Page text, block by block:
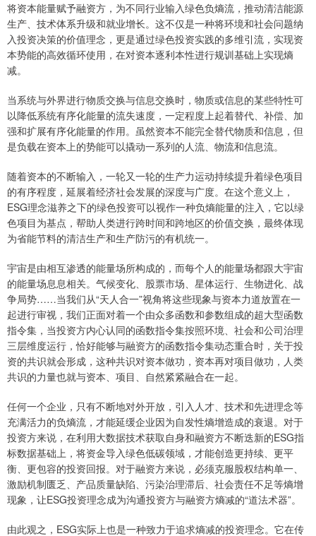
将资本能量赋予融资方，为不同行业输入绿色负熵流，推动清洁能源
生产、技术体系升级和就业增长。这不仅是一种将环境和社会问题纳
入投资决策的价值理念，更是通过绿色投资实践的多维引流，实现资
本势能的高效循环使用，在对资本逐利本性进行规训基础上实现熵
减。
当系统与外界进行物质交换与信息交换时，物质或信息的某些特性可
以降低系统有序化能量的流失速度，一定程度上起着替代、补偿、加
强和扩展有序化能量的作用。虽然资本不能完全替代物质和信息，但
是负载在资本上的势能可以撬动一系列的人流、物流和信息流。
随着资本的不断输入，一轮又一轮的生产力运动持续提升着绿色项目
的有序程度，延展着经济社会发展的深度与广度。在这个意义上，
ESG理念滋养之下的绿色投资可以视作一种负熵能量的注入，它以绿
色项目为基点，帮助人类进行跨时间和跨地区的价值交换，最终体现
为省能节料的清洁生产和生产防污的有机统一。
宇宙是由相互渗透的能量场所构成的，而每个人的能量场都跟大宇宙
的能量场息息相关。气候变化、股票市场、星体运行、生物进化、战
争局势……当我们从“天人合一”视角将这些现象与资本力道放置在一
起进行审视，我们正面对着一个由众多函数和参数组成的超大型函数
指令集，当投资方内心认同的函数指令集按照环境、社会和公司治理
三层维度运行，恰好能够与融资方的函数指令集动态重合时，关于投
资的共识就会形成，这种共识对资本做功，资本再对项目做功，人类
共识的力量也就与资本、项目、自然紧紧融合在一起。
任何一个企业，只有不断地对外开放，引入人才、技术和先进理念等
充满活力的负熵流，才能延缓企业因为自发性熵增造成的衰退。对于
投资方来说，在利用大数据技术获取自身和融资方不断迭新的ESG指
标数据基础上，将资金导入绿色低碳领域，才能创造更持续、更平
衡、更包容的投资回报。对于融资方来说，必须克服股权结构单一、
激励机制匮乏、产品质量缺陷、污染治理滞后、社会责任不足等熵增
现象，让ESG投资理念成为沟通投资方与融资方熵减的“道法术器”。
由此观之，ESG实际上也是一种致力于追求熵减的投资理念。它在传